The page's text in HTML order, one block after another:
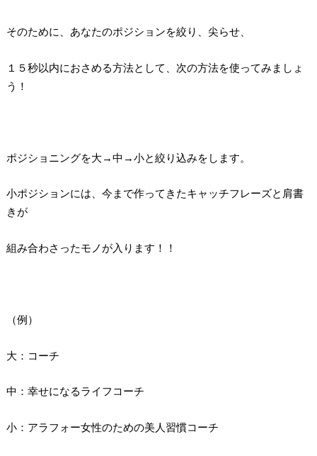
そのために、あなたのポジションを絞り、尖らせ、
１５秒以内におさめる方法として、次の方法を使ってみましょ
う！
ポジショニングを大→中→小と絞り込みをします。
小ポジションには、今まで作ってきたキャッチフレーズと肩書
きが
組み合わさったモノが入ります！！
（例）
大：コーチ
中：幸せになるライフコーチ
小：アラフォー女性のための美人習慣コーチ